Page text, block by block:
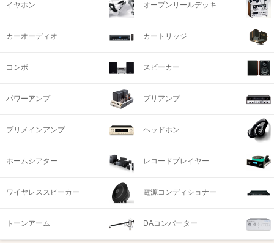
イヤホン オープンリールデッキ
カーオーディオ カートリッジ
コンポ スピーカー
パワーアンプ プリアンプ
プリメインアンプ ヘッドホン
ホームシアター レコードプレイヤー
ワイヤレススピーカー 電源コンディショナー
トーンアーム DAコンバーター